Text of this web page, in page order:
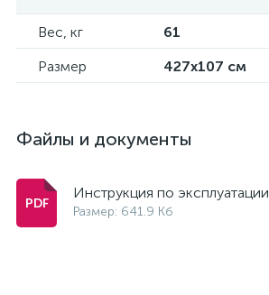
Вес, кг
61
Размер
427x107 см
Файлы и документы
Инструкция по эксплуатации
Размер: 641.9 Кб